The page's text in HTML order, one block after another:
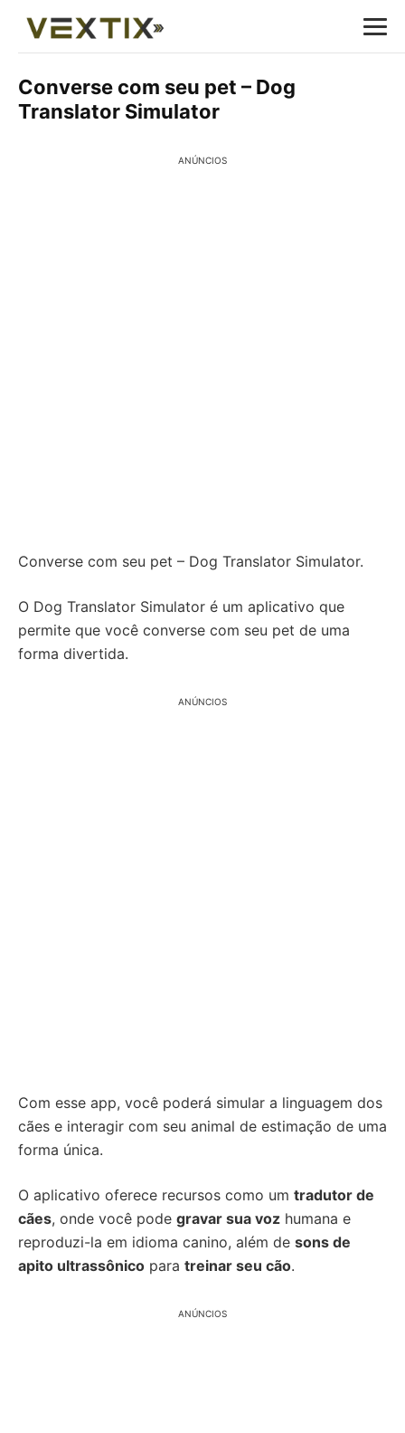
Converse com seu pet – Dog
Translator Simulator
ANÚNCIOS
Converse com seu pet – Dog Translator Simulator.
O Dog Translator Simulator é um aplicativo que
permite que você converse com seu pet de uma
forma divertida.
ANÚNCIOS
Com esse app, você poderá simular a linguagem dos
cães e interagir com seu animal de estimação de uma
forma única.
O aplicativo oferece recursos como um tradutor de
cães, onde você pode gravar sua voz humana e
reproduzi-la em idioma canino, além de sons de
apito ultrassônico para treinar seu cão.
ANÚNCIOS